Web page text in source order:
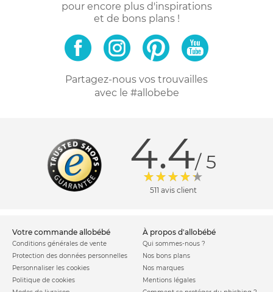
pour encore plus d'inspirations
et de bons plans !
Partagez-nous vos trouvailles
avec le #allobebe
4.4/ 5
511 avis client
votre commande allobébé
Conditions générales de vente
Protection des données personnelles
Personnaliser les cookies
Politique de cookies
à propos d'allobébé
Qui sommes-nous ?
Nos bons plans
Nos marques
Mentions légales